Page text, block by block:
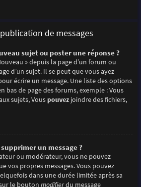
de messages
sujet ou poster une réponse ?
» depuis la page d’un forum ou
d’un sujet. Il se peut que vous ayez
écrire un message. Une liste des options
bas de page des forums, exemple : Vous
sujets, Vous pouvezjoindre des fichiers,
un message ?
ou modérateur, vous ne pouvez
vos propres messages. Vous pouvez
dans une durée limitée après sa
le bouton modifierdu message